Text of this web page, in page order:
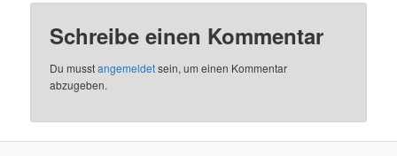
Schreibe einen Kommentar
Du musstangemeldetsein, um einen Kommentar
abzugeben.